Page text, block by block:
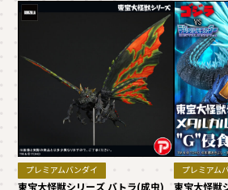
プレミアムバンダイ
東宝大怪獣シリーズ バトラ(成虫)
プレミアム
東宝大怪獣